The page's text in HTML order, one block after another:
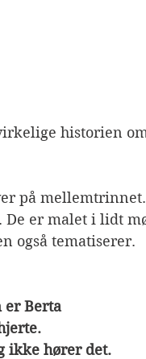
historien
på
er malet i lidt
også tematiserer.
er Berta
ikke hører det.